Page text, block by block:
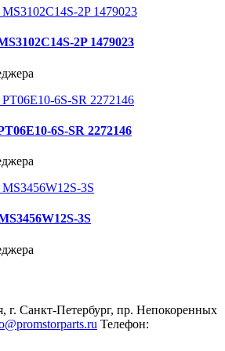
2P 1479023
6S-SR 2272146
3S
г. Санкт-Петербург, пр. Непокоренных
Телефон: